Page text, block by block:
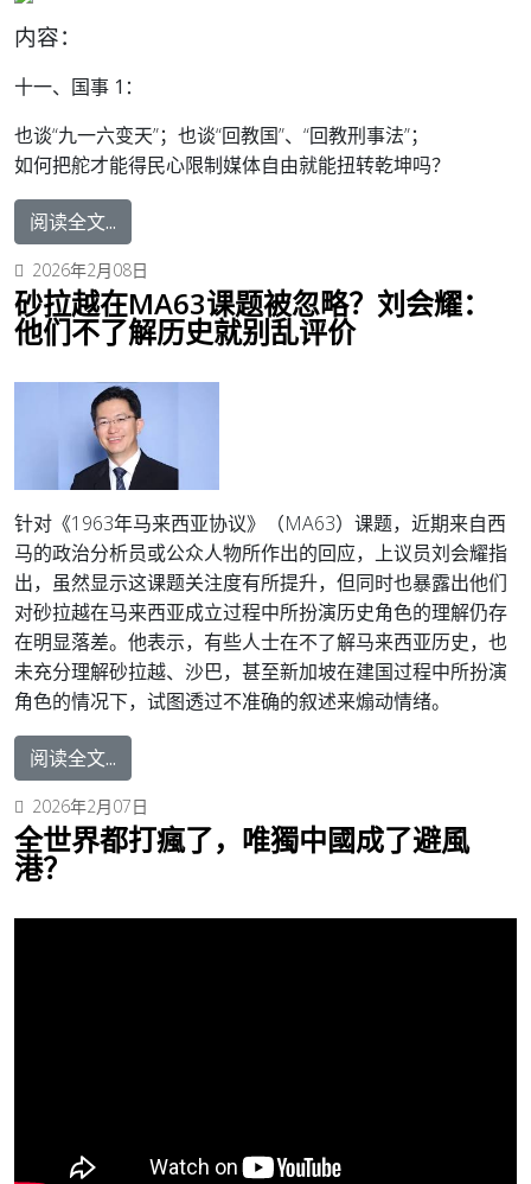
内容：
十一、国事 1：
也谈“九一六变天”；也谈“回教国”、“回教刑事法”；
如何把舵才能得民心限制媒体自由就能扭转乾坤吗？
阅读全文...
2026年2月08日
砂拉越在MA63课题被忽略？刘会耀：
他们不了解历史就别乱评价
针对《1963年马来西亚协议》（MA63）课题，近期来自西
马的政治分析员或公众人物所作出的回应，上议员刘会耀指
出，虽然显示这课题关注度有所提升，但同时也暴露出他们
对砂拉越在马来西亚成立过程中所扮演历史角色的理解仍存
在明显落差。 他表示，有些人士在不了解马来西亚历史，也
未充分理解砂拉越、沙巴，甚至新加坡在建国过程中所扮演
角色的情况下，试图透过不准确的叙述来煽动情绪。
阅读全文...
2026年2月07日
全世界都打瘋了，唯獨中國成了避風
港？